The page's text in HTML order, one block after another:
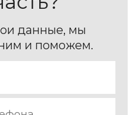
данные, мы
и поможем.